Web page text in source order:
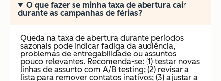
O que fazer se minha taxa de abertura cair
durante as campanhas de férias?
Queda na taxa de abertura durante períodos
sazonais pode indicar fadiga da audiência,
problemas de entregabilidade ou assuntos
pouco relevantes. Recomenda-se: (1) testar novas
linhas de assunto com A/B testing; (2) revisar a
lista para remover contatos inativos; (3) ajustar a